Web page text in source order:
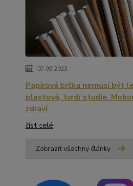
07.09.2023
Papírová brčka nemusí být
plastová, tvrdí studie.
zdraví
číst celé
Zobrazit všechny články